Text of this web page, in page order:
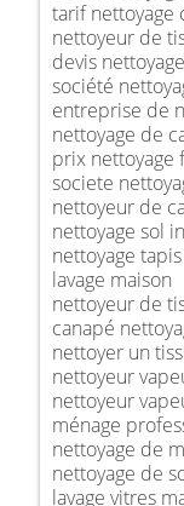
tarif nettoyage
nettoyeur de
devis
société
entreprise de
nettoyage de
prix nettoyage
societe
nettoyeur de
nettoyage sol
nettoyage
lavage maison
nettoyeur de
canapé
nettoyer un
nettoyeur
nettoyeur
ménage
nettoyage de
nettoyage de
lavage vitres